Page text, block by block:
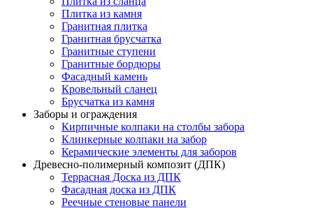
Плитка из камня
Гранитная плитка
Гранитная брусчатка
Гранитные ступени
Гранитные бордюры
Фасадный камень
Кровельный сланец
Брусчатка из камня
Заборы и ограждения
Кирпичные колпаки на столбы забора
Клинкерные колпаки на забор
Керамические элементы для заборов
Древесно-полимерный композит (ДПК)
Террасная Доска из ДПК
Фасадная доска из ДПК
Реечные стеновые панели